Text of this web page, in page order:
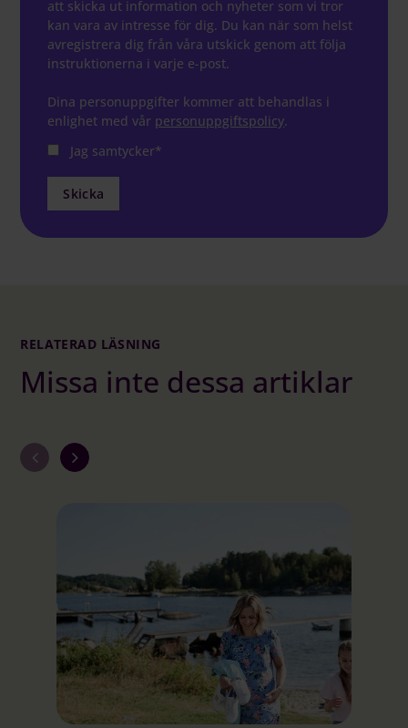
att skicka ut information och nyheter som vi tror
kan vara av intresse för dig. Du kan när som helst
avregistrera dig från våra utskick genom att följa
instruktionerna i varje e-post.
Dina personuppgifter kommer att behandlas i
enlighet med vår personuppgiftspolicy.
Jag samtycker*
RELATERAD LÄSNING
Missa inte dessa artiklar